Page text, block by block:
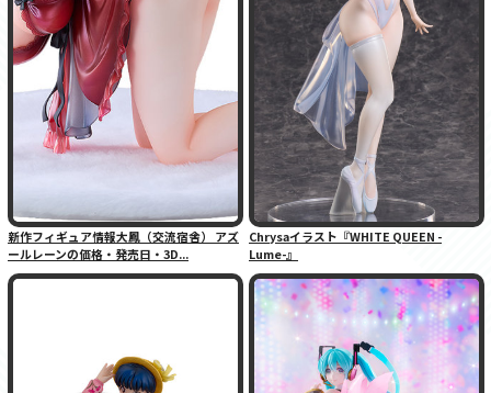
新作フィギュア情報大鳳（交流宿舎） アズ
ールレーンの価格・発売日・3D...
Chrysaイラスト『WHITE QUEEN -
Lume-』